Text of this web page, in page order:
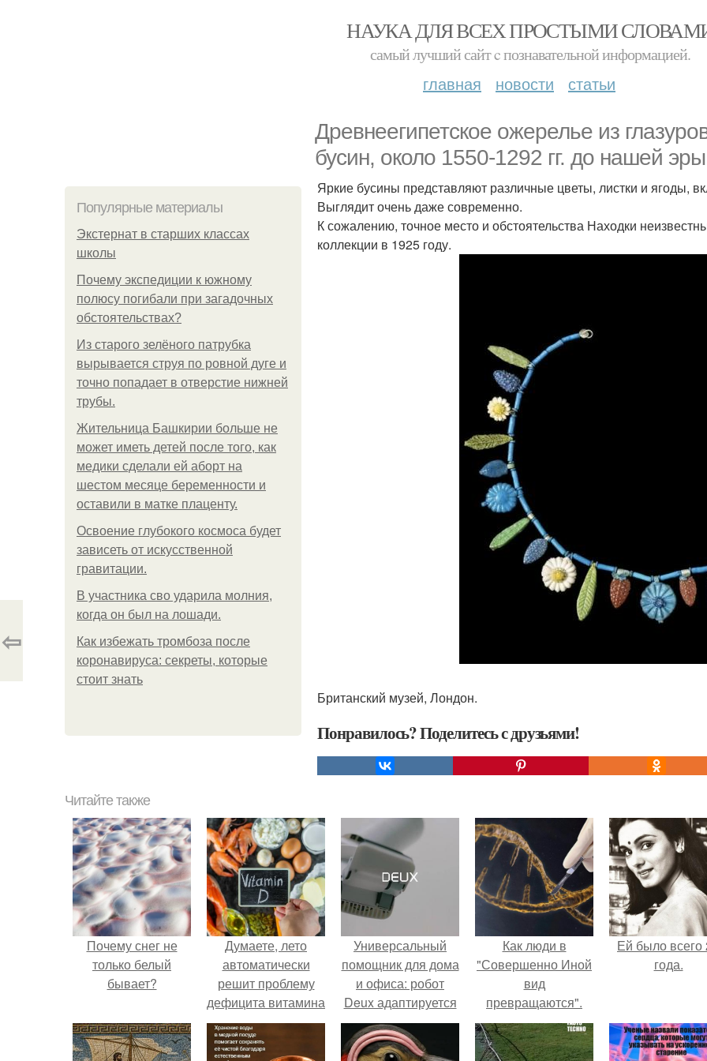
НАУКА ДЛЯ ВСЕХ ПРОСТЫМИ
самый лучший сайт c познавательной информацией.
главная новости статьи
Древнеегипетское ожерелье из
бусин, около 1550-1292 гг. до нашей
Популярные материалы
Экстернат в старших классах
школы
Почему экспедиции к южному
полюсу погибали при загадочных
обстоятельствах?
Из старого зелёного патрубка
вырывается струя по ровной дуге и
точно попадает в отверстие нижней
трубы.
Жительница Башкирии больше не
может иметь детей после того, как
медики сделали ей аборт на
шестом месяце беременности и
оставили в матке плаценту.
Освоение глубокого космоса будет
зависеть от искусственной
гравитации.
В участника сво ударила молния,
когда он был на лошади.
Как избежать тромбоза после
коронавируса: секреты, которые
стоит знать
Яркие бусины представляют различные цветы, листки и ягоды,
Выглядит очень даже современно.
К сожалению, точное место и обстоятельства Находки
коллекции в 1925 году.
Британский музей, Лондон.
Понравилось? Поделитесь с друзьями!
⇦
Читайте также
Почему снег не
только белый
бывает?
Думаете, лето
автоматически
решит проблему
дефицита витамина
D?
Универсальный
помощник для дома
и офиса: робот
Deux адаптируется
к разным задачам.
Как люди в
"Совершенно Иной
вид
превращаются".
Ей было всего
года.